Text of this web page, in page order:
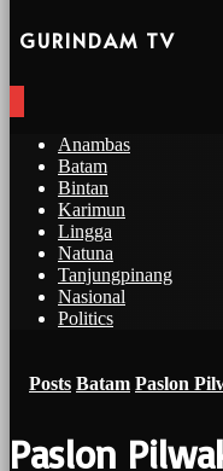
GURINDAM TV
Anambas
Batam
Bintan
Karimun
Lingga
Natuna
Tanjungpinang
Nasional
Politics
Posts Batam Paslon
Paslon